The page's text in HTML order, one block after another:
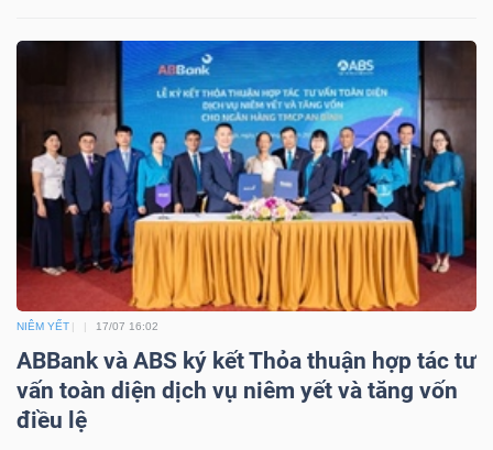
NIÊM YẾT 17/07 16:02
ABBank và ABS ký kết Thỏa thuận hợp tác tư
vấn toàn diện dịch vụ niêm yết và tăng vốn
điều lệ
Đào
tạo
Sách
tài